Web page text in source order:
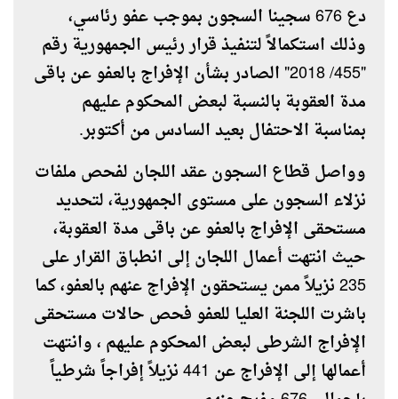
دع 676 سجينا السجون بموجب عفو رئاسي،
وذلك استكمالاً لتنفيذ قرار رئيس الجمهورية رقم
"455/ 2018" الصادر بشأن الإفراج بالعفو عن باقى
مدة العقوبة بالنسبة لبعض المحكوم عليهم
بمناسبة الاحتفال بعيد السادس من أكتوبر.
وواصل قطاع السجون عقد اللجان لفحص ملفات
نزلاء السجون على مستوى الجمهورية، لتحديد
مستحقى الإفراج بالعفو عن باقى مدة العقوبة،
حيث انتهت أعمال اللجان إلى انطباق القرار على
235 نزيلاً ممن يستحقون الإفراج عنهم بالعفو، كما
باشرت اللجنة العليا للعفو فحص حالات مستحقى
الإفراج الشرطى لبعض المحكوم عليهم ، وانتهت
أعمالها إلى الإفراج عن 441 نزيلاً إفراجاً شرطياً